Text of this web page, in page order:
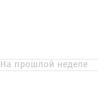
На прошлой неделе